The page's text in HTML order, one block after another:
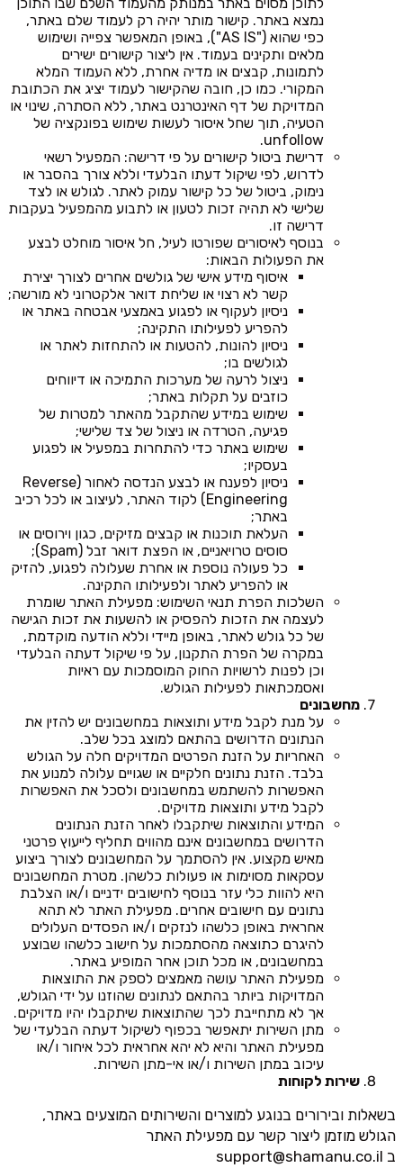
נמצא באתר. קישור מותר יהיה רק לעמוד שלם באתר,
כפי שהוא ("AS IS"), באופן המאפשר צפייה ושימוש
מלאים ותקינים בעמוד. אין ליצור קישורים ישירים
לתמונות, קבצים או מדיה אחרת, ללא העמוד המלא
המקורי. כמו כן, חובה שהקישור לעמוד יציג את הכתובת
המדויקת של דף האינטרנט באתר, ללא הסתרה, שינוי או
הטעיה, תוך שחל איסור לעשות שימוש בפונקציה של
unfollow.
דרישת ביטול קישורים על פי דרישה: המפעיל רשאי
לדרוש, לפי שיקול דעתו הבלעדי וללא צורך בהסבר או
נימוק, ביטול של כל קישור עמוק לאתר. לגולש או לצד
שלישי לא תהיה זכות לטעון או לתבוע מהמפעיל בעקבות
דרישה זו.
בנוסף לאיסורים שפורטו לעיל, חל איסור מוחלט לבצע
את הפעולות הבאות:
איסוף מידע אישי של גולשים אחרים לצורך יצירת
קשר לא רצוי או שליחת דואר אלקטרוני לא מורשה;
ניסיון לעקוף או לפגוע באמצעי אבטחה באתר או
להפריע לפעילותו התקינה;
ניסיון להונות, להטעות או להתחזות לאתר או
לגולשים בו;
ניצול לרעה של מערכות התמיכה או דיווחים
כוזבים על תקלות באתר;
שימוש במידע שהתקבל מהאתר למטרות של
פגיעה, הטרדה או ניצול של צד שלישי;
שימוש באתר כדי להתחרות במפעיל או לפגוע
בעסקיו;
ניסיון לפענח או לבצע הנדסה לאחור (Reverse
Engineering) לקוד האתר, לעיצוב או לכל רכיב
באתר;
העלאת תוכנות או קבצים מזיקים, כגון וירוסים או
סוסים טרויאניים, או הפצת דואר זבל (Spam);
כל פעולה נוספת או אחרת שעלולה לפגוע, להזיק
או להפריע לאתר ולפעילותו התקינה.
השלכות הפרת תנאי השימוש: מפעילת האתר שומרת
לעצמה את הזכות להפסיק או להשעות את זכות הגישה
של כל גולש לאתר, באופן מיידי וללא הודעה מוקדמת,
במקרה של הפרת התקנון, על פי שיקול דעתה הבלעדי
וכן לפנות לרשויות החוק המוסמכות עם ראיות
ואסמכתאות לפעילות הגולש.
מחשבונים
על מנת לקבל מידע ותוצאות במחשבונים יש להזין את
הנתונים הדרושים בהתאם למוצג בכל שלב.
האחריות על הזנת הפרטים המדויקים חלה על הגולש
בלבד. הזנת נתונים חלקיים או שגויים עלולה למנוע את
האפשרות להשתמש במחשבונים ולסכל את האפשרות
לקבל מידע ותוצאות מדויקים.
המידע והתוצאות שיתקבלו לאחר הזנת הנתונים
הדרושים במחשבונים אינם מהווים תחליף לייעוץ פרטני
מאיש מקצוע. אין להסתמך על המחשבונים לצורך ביצוע
עסקאות מסוימות או פעולות כלשהן. מטרת המחשבונים
היא להוות כלי עזר בנוסף לחישובים ידניים ו/או הצלבת
נתונים עם חישובים אחרים. מפעילת האתר לא תהא
אחראית באופן כלשהו לנזקים ו/או הפסדים העלולים
להיגרם כתוצאה מהסתמכות על חישוב כלשהו שבוצע
במחשבונים, או מכל תוכן אחר המופיע באתר.
מפעילת האתר עושה מאמצים לספק את התוצאות
המדויקות ביותר בהתאם לנתונים שהוזנו על ידי הגולש,
אך לא מתחייבת לכך שהתוצאות שיתקבלו יהיו מדויקים.
מתן השירות יתאפשר בכפוף לשיקול דעתה הבלעדי של
מפעילת האתר והיא לא יהא אחראית לכל איחור ו/או
עיכוב במתן השירות ו/או אי-מתן השירות.
שירות לקוחות
בשאלות ובירורים בנוגע למוצרים והשירותים המוצעים באתר,
הגולש מוזמן ליצור קשר עם מפעילת האתר
ב support@shamanu.co.il